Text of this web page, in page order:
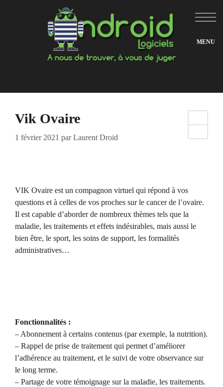
Vik Ovaire
1 février 2021 parLaurent Droid
VIK Ovaire est un compagnon virtuel qui répond à vos
questions et à celles de vos proches sur le cancer de l’ovaire.
Il est capable d’aborder de nombreux thèmes tels que la
maladie, les traitements et effets indésirables, mais aussi le
bien être, le sport, les soins de support, les formalités
administratives…
Fonctionnalités :
– Abonnement à certains contenus (par exemple, la nutrition).
– Rappel de prise de traitement qui permet d’améliorer
l’adhérence au traitement, et le suivi de votre observance sur
le long terme.
– Partage de votre témoignage sur la maladie, les traitements.